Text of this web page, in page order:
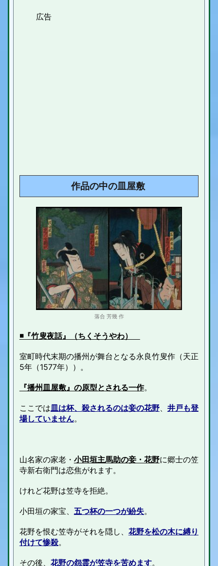
作品の中の皿屋敷
落合 芳幾 作
◾️『竹叟夜話』（ちくそうやわ）
室町時代末期の播州が舞台となる永良竹叟作（天正
5年（1577年）） 。
『播州皿屋敷』の原型とされる一作。
ここでは皿は杯、殺されるのは妾の花野、 井戸も登
場していません。
山名家の家老・ 小田垣主馬助の妾・花野に郷士の笠
寺新右衛門は恋焦がれます。
けれど花野は笠寺を拒絶。
小田垣の家宝、 五つ杯の一つが紛失。
花野を恨む笠寺がそれを隠し、 花野を松の木に縛り
付けて惨殺。
その後、 花野の怨霊が笠寺を苦めます。